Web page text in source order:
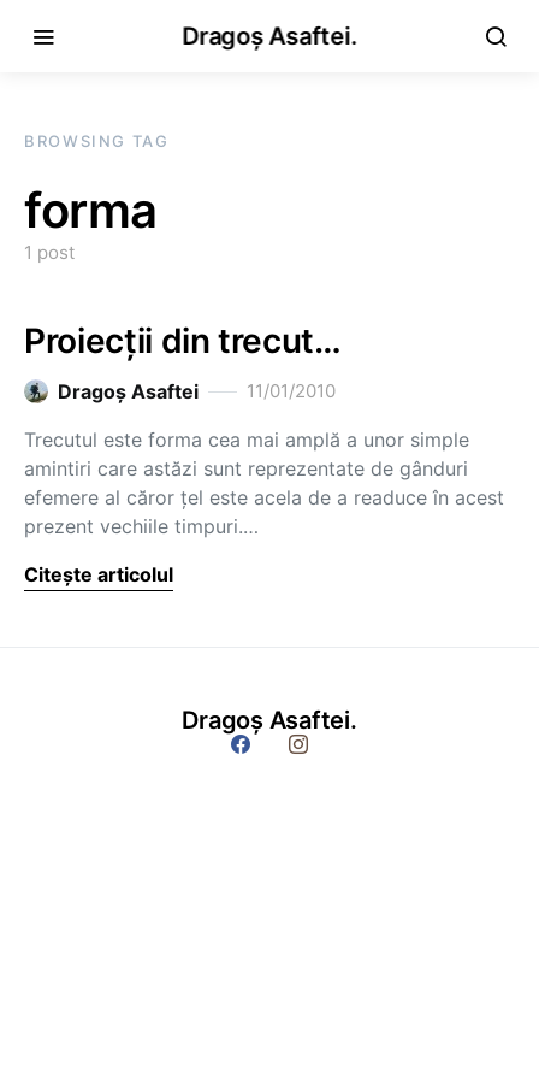
Dragoș Asaftei.
BROWSING TAG
forma
1 post
Proiecţii din trecut…
Dragoş Asaftei 11/01/2010
Trecutul este forma cea mai amplă a unor simple
amintiri care astăzi sunt reprezentate de gânduri
efemere al căror ţel este acela de a readuce în acest
prezent vechiile timpuri.…
Citește articolul
Dragoș Asaftei.